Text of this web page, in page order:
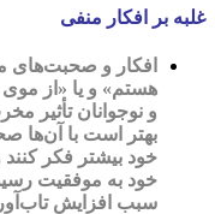
غلبه بر افکار منفی
افکار و صحبت‌های
هستم» و یا «از
و نوجوانان تأثیر
بهتر است با آن‌ها
خود بیشتر فکر کنند
خود به موفقیت
سبب افزایش